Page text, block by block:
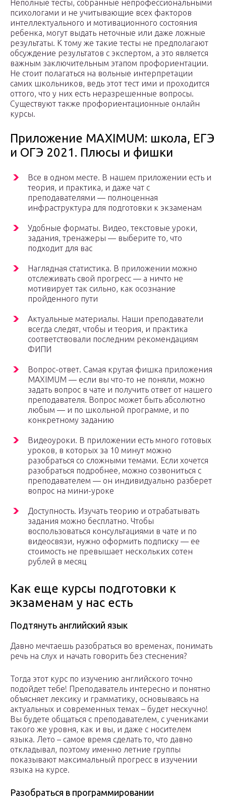
Неполные тесты, собранные непрофессиональными
психологами и не учитывающие всех факторов
интеллектуального и мотивационного состояния
ребенка, могут выдать неточные или даже ложные
результаты. К тому же такие тесты не предполагают
обсуждение результатов с экспертом, а это является
важным заключительным этапом профориентации.
Не стоит полагаться на вольные интерпретации
самих школьников, ведь этот тест ими и проходится
оттого, что у них есть неразрешенные вопросы.
Существуют также профориентационные онлайн
курсы.
Приложение MAXIMUM: школа, ЕГЭ
и ОГЭ 2021. Плюсы и фишки
Все в одном месте. В нашем приложении есть и
теория, и практика, и даже чат с
преподавателями — полноценная
инфраструктура для подготовки к экзаменам
Удобные форматы. Видео, текстовые уроки,
задания, тренажеры — выберите то, что
подходит для вас
Наглядная статистика. В приложении можно
отслеживать свой прогресс — а ничто не
мотивирует так сильно, как осознание
пройденного пути
Актуальные материалы. Наши преподаватели
всегда следят, чтобы и теория, и практика
соответствовали последним рекомендациям
ФИПИ
Вопрос-ответ. Самая крутая фишка приложения
MAXIMUM — если вы что-то не поняли, можно
задать вопрос в чате и получить ответ от нашего
преподавателя. Вопрос может быть абсолютно
любым — и по школьной программе, и по
конкретному заданию
Видеоуроки. В приложении есть много готовых
уроков, в которых за 10 минут можно
разобраться со сложными темами. Если хочется
разобраться подробнее, можно созвониться с
преподавателем — он индивидуально разберет
вопрос на мини-уроке
Доступность. Изучать теорию и отрабатывать
задания можно бесплатно. Чтобы
воспользоваться консультациями в чате и по
видеосвязи, нужно оформить подписку — ее
стоимость не превышает нескольких сотен
рублей в месяц
Как еще курсы подготовки к
экзаменам у нас есть
Подтянуть английский язык
Давно мечтаешь разобраться во временах, понимать
речь на слух и начать говорить без стеснения?
Тогда этот курс по изучению английского точно
подойдет тебе! Преподаватель интересно и понятно
объясняет лексику и грамматику, основываясь на
актуальных и современных темах – будет нескучно!
Вы будете общаться с преподавателем, с учениками
такого же уровня, как и вы, и даже с носителем
языка. Лето – самое время сделать то, что давно
откладывал, поэтому именно летние группы
показывают максимальный прогресс в изучении
языка на курсе.
Разобраться в программировании